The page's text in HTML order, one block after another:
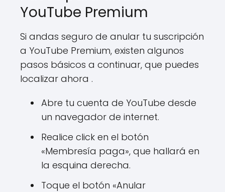
YouTube Premium
Si andas seguro de anular tu suscripción
a YouTube Premium, existen algunos
pasos básicos a continuar, que puedes
localizar ahora .
Abre tu cuenta de YouTube desde
un navegador de internet.
Realice click en el botón
«Membresía paga», que hallará en
la esquina derecha.
Toque el botón «Anular